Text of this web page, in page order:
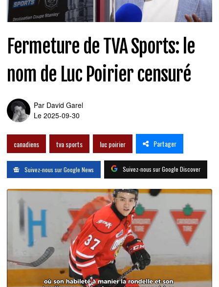
Fermeture de TVA Sports: le
nom de Luc Poirier censuré
Par David Garel
Le 2025-09-30
canadiens tva sports luc poirier Partager
Suivez-nous sur Google News Suivez-nous sur Google Discover